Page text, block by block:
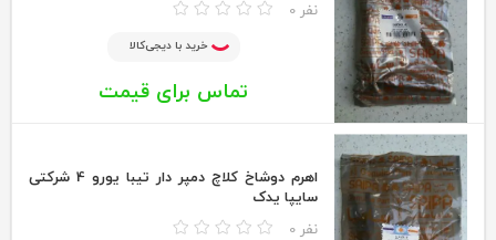
0 نفر
خرید با دیجی‌کالا
تماس برای قیمت
اهرم دوشاخ کلاچ دمپر دار تیبا یورو 4 شرکتی
سایپا یدک
0 نفر